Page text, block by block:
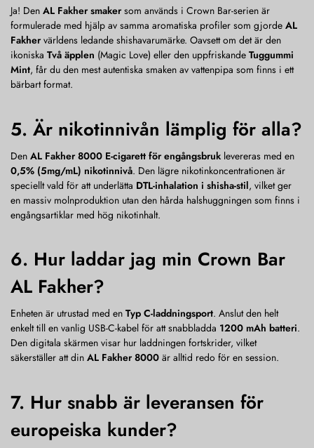
Ja! Den AL Fakher smaker som används i Crown Bar-serien är
formulerade med hjälp av samma aromatiska profiler som gjorde AL
Fakher världens ledande shishavarumärke. Oavsett om det är den
ikoniska Två äpplen (Magic Love) eller den uppfriskande Tuggummi
Mint, får du den mest autentiska smaken av vattenpipa som finns i ett
bärbart format.
5. Är nikotinnivån lämplig för alla?
Den AL Fakher 8000 E-cigarett för engångsbruk levereras med en
0,5% (5mg/mL) nikotinnivå. Den lägre nikotinkoncentrationen är
speciellt vald för att underlätta DTL-inhalation i shisha-stil, vilket ger
en massiv molnproduktion utan den hårda halshuggningen som finns i
engångsartiklar med hög nikotinhalt.
6. Hur laddar jag min Crown Bar
AL Fakher?
Enheten är utrustad med en Typ C-laddningsport. Anslut den helt
enkelt till en vanlig USB-C-kabel för att snabbladda 1200 mAh batteri.
Den digitala skärmen visar hur laddningen fortskrider, vilket
säkerställer att din AL Fakher 8000 är alltid redo för en session.
7. Hur snabb är leveransen för
europeiska kunder?